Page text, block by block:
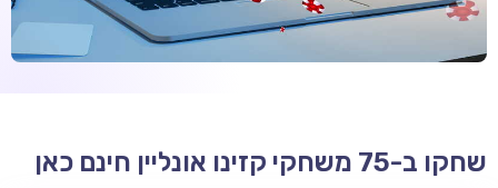
צור קשר
טיפים
שחקו ב-75 משחקי קזינו אונליין חינם כאן